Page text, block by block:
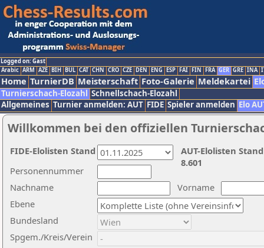
Logged on: Gast
Arabic ARM AZE BIH BUL CAT CHN CRO CZE DEN ENG ESP FAI FIN FRA GER GRE INA
Home TurnierDB Meisterschaft Foto-Galerie Meldekartei
Turnierschach-Elozahl Schnellschach-Elozahl
Allgemeines Turnier anmelden: AUT FIDE Spieler anmelden Elo
Willkommen bei den offiziellen
Nachname
Vorname
Ebene
Personennummer
Bundesland
Spgem./Kreis/Verein
AUT-Elolisten
8.601
FIDE-Elolisten Stand